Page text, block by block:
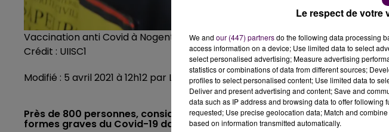
Vaccination anti Covid à Nogent-le-Rotrou
Crédit : UIISC1
Modifié : 5 avril 2021 à 12h12 par La rédaction
Près de 800 personnes, considérées comme étant "à risques" sont
formes graves du Covid-19 dans le secteur de Nogent-le-Rotrou.
Le respect de votre
We and our (447) partnersdo the following data processing
access information on a device; Use limited data to select
select personalised advertising; Measure advertising
statistics or combinations of data from different sources;
profiles to select personalised content; Use limited data to
Deliver and present advertising and content; Save and
data such as IP address and browsing data to offer
requested; Use precise geolocation data; Match and
based on information transmitted automatically.